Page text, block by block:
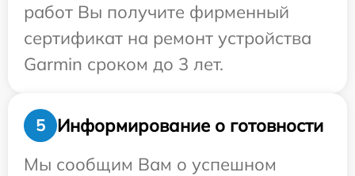
работ Вы получите фирменный
сертификат на ремонт устройства
Garmin сроком до 3 лет.
5
Информирование о готовности
Мы сообщим Вам о успешном